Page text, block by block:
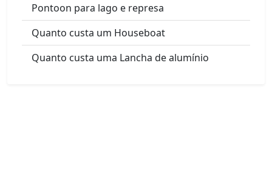
Pontoon para lago e represa
Quanto custa um Houseboat
Quanto custa uma Lancha de alumínio